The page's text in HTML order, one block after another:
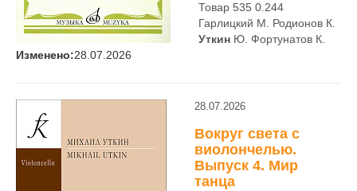
Товар 535 0.244
Гарлицкий М. Родионов К.
Уткин Ю. Фортунатов К.
Изменено:28.07.2026
28.07.2026
Вокруг света с
виолончелью.
Выпуск 4. Мир
танца